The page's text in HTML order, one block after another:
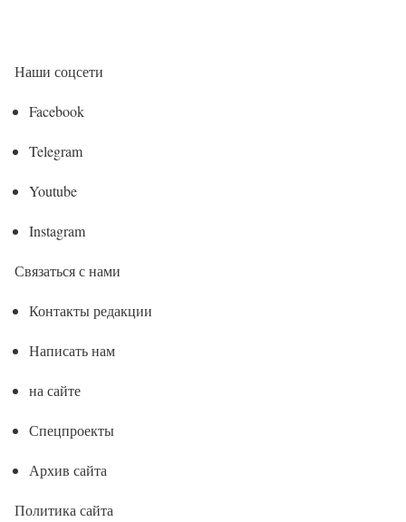
Наши соцсети
Facebook
Telegram
Youtube
Instagram
Связаться с нами
Контакты редакции
Написать нам
на сайте
Спецпроекты
Архив сайта
Политика сайта